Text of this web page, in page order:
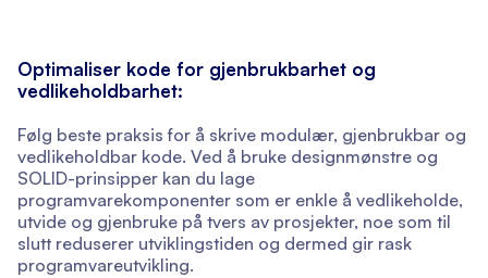
Optimaliser kode for gjenbrukbarhet og
vedlikeholdbarhet:
Følg beste praksis for å skrive modulær, gjenbrukbar og
vedlikeholdbar kode. Ved å bruke designmønstre og
SOLID-prinsipper kan du lage
programvarekomponenter som er enkle å vedlikeholde,
utvide og gjenbruke på tvers av prosjekter, noe som til
slutt reduserer utviklingstiden og dermed gir rask
programvareutvikling.